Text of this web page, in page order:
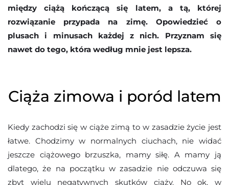
między ciążą kończącą się latem, a tą, której
rozwiązanie przypada na zimę. Opowiedzieć o
plusach i minusach każdej z nich. Przyznam się
nawet do tego, która według mnie jest lepsza.
Ciąża zimowa i poród latem
Kiedy zachodzi się w ciąże zimą to w zasadzie życie jest
łatwe. Chodzimy w normalnych ciuchach, nie widać
jeszcze ciążowego brzuszka, mamy siłę. A mamy ją
dlatego, że na początku w zasadzie nie odczuwa się
zbyt wielu negatywnych skutków ciąży. No ok, w